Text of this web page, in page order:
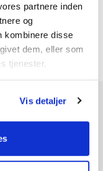
partnere inden
og
kombinere disse
dem, eller som
tjenester.
Vis detaljer
49
Gratis